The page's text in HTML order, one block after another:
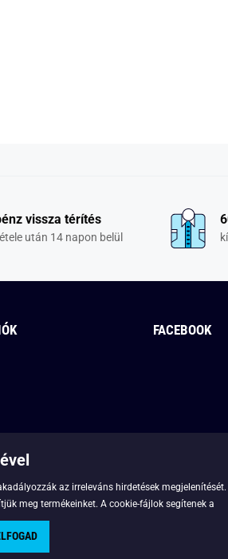
vissza térítés
után 14 napon belül
FACEBOOK
az irreleváns hirdetések megjelenítését.
meg termékeinket. A cookie-fájlok segítenek a